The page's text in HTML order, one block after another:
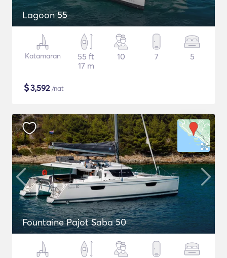
Lagoon 55
Katamaran
55 ft
17 m
10 7 5
$3,592/nat
Fountaine Pajot Saba 50